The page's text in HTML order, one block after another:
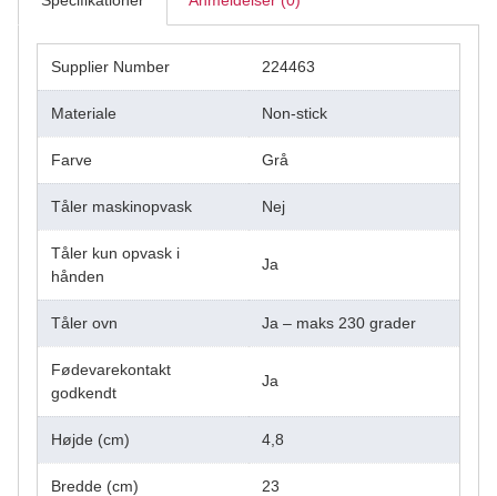
Supplier Number 224463
Materiale Non-stick
Farve Grå
Tåler maskinopvask Nej
Tåler kun opvask i
hånden
Ja
Tåler ovn Ja – maks 230 grader
Fødevarekontakt
godkendt
Ja
Højde (cm) 4,8
Bredde (cm) 23